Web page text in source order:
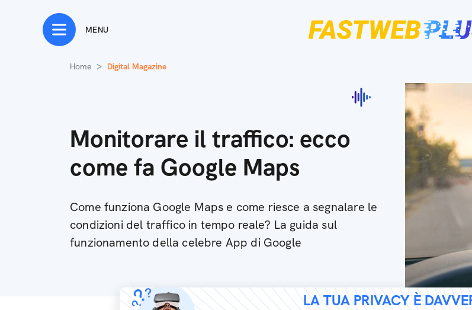
MENU
Home Digital Magazine
Monitorare il traffico: ecco
come fa Google Maps
Come funziona Google Maps e come riesce a segnalare le
condizioni del traffico in tempo reale? La guida sul
funzionamento della celebre App di Google
LA TUA PRIVACY È